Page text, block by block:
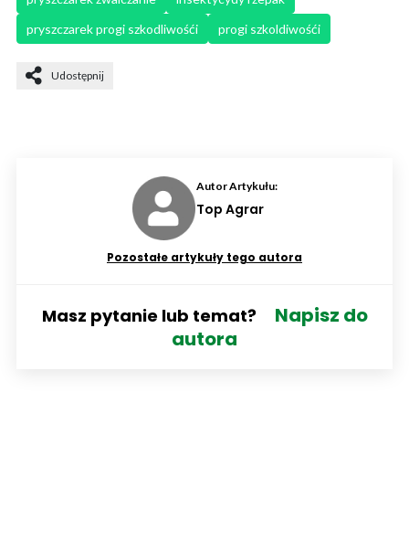
pryszczarek progi szkodliwośći
progi szkoldiwośći
Udostępnij
Autor Artykułu:
Top Agrar
Pozostałe artykuły tego autora
Masz pytanie lub temat?
Napisz do
autora